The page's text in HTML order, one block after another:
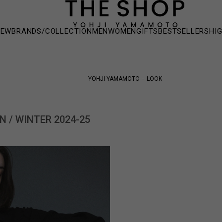
BRANDS/COLLECTIONMENWOMENGIFTSBESTSELLERS
YOHJI YAMAMOTO LOOK
/ WINTER 2024-25